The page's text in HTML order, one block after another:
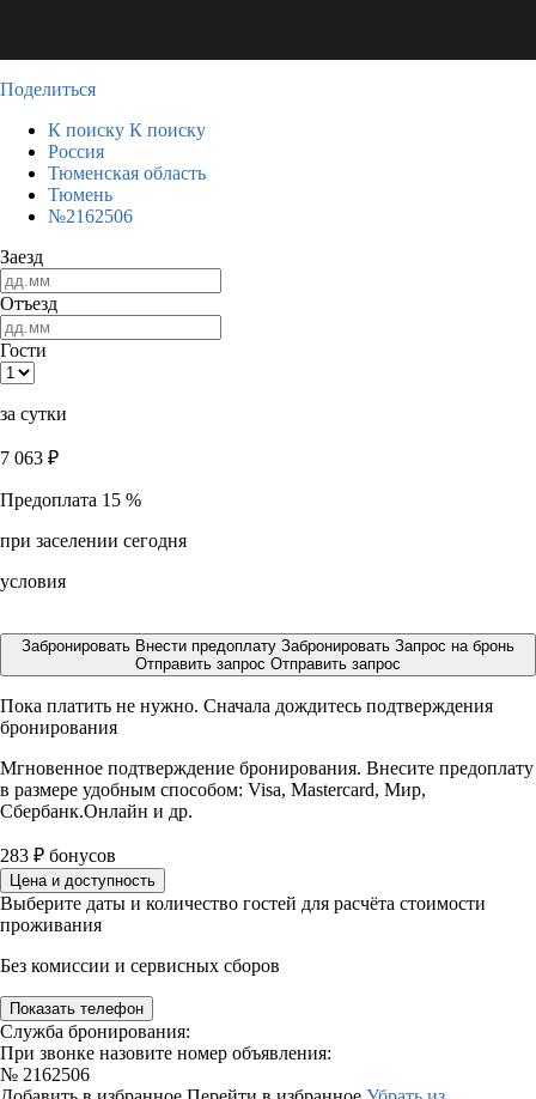
Поделиться
К поиску К поиску
Россия
Тюменская область
Тюмень
№2162506
Заезд
Отъезд
Гости
за сутки
7 063 ₽
Предоплата 15 %
при заселении сегодня
условия
Забронировать Внести предоплату Забронировать Запрос на бронь
Отправить запрос Отправить запрос
Пока платить не нужно. Сначала дождитесь подтверждения
бронирования
Мгновенное подтверждение бронирования. Внесите предоплату
в размере удобным способом: Visa, Mastercard, Мир,
Сбербанк.Онлайн и др.
283 ₽ бонусов
Цена и доступность
Выберите даты и количество гостей для расчёта стоимости
проживания
Без комиссии и сервисных сборов
Показать телефон
Служба бронирования:
При звонке назовите номер объявления:
№ 2162506